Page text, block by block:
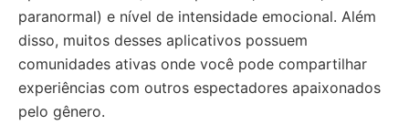
paranormal) e nível de intensidade emocional. Além
disso, muitos desses aplicativos possuem
comunidades ativas onde você pode compartilhar
experiências com outros espectadores apaixonados
pelo gênero.